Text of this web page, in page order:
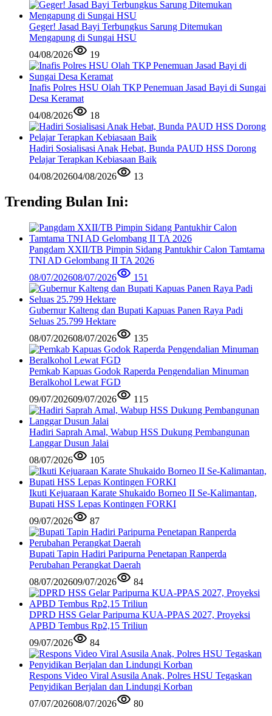
Geger! Jasad Bayi Terbungkus Sarung Ditemukan
Mengapung di Sungai HSU
04/08/2026
19
Inafis Polres HSU Olah TKP Penemuan Jasad Bayi di Sungai
Desa Keramat
04/08/2026
18
Hadiri Sosialisasi Anak Hebat, Bunda PAUD HSS Dorong
Pelajar Terapkan Kebiasaan Baik
04/08/202604/08/2026 13
Trending Bulan Ini:
Pangdam XXII/TB Pimpin Sidang Pantukhir Calon Tamtama
TNI AD Gelombang II TA 2026
08/07/202608/07/2026 151
Gubernur Kalteng dan Bupati Kapuas Panen Raya Padi
Seluas 25.799 Hektare
08/07/202608/07/2026 135
Pemkab Kapuas Godok Raperda Pengendalian Minuman
Beralkohol Lewat FGD
09/07/202609/07/2026 115
Hadiri Saprah Amal, Wabup HSS Dukung Pembangunan
Langgar Dusun Jalai
08/07/2026
105
Ikuti Kejuaraan Karate Shukaido Borneo II Se-Kalimantan,
Bupati HSS Lepas Kontingen FORKI
09/07/2026
87
Bupati Tapin Hadiri Paripurna Penetapan Ranperda
Perubahan Perangkat Daerah
08/07/202609/07/2026 84
DPRD HSS Gelar Paripurna KUA-PPAS 2027, Proyeksi
APBD Tembus Rp2,15 Triliun
09/07/2026
84
Respons Video Viral Asusila Anak, Polres HSU Tegaskan
Penyidikan Berjalan dan Lindungi Korban
07/07/202608/07/2026 80